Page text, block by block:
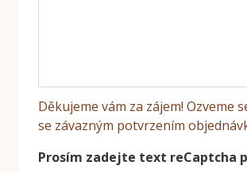
Děkujeme vám za zájem! Ozveme
se závazným potvrzením
Prosím zadejte text reCaptcha